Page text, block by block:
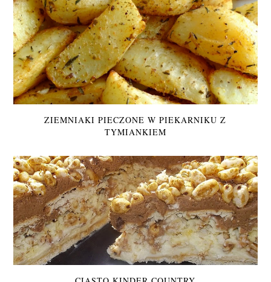
ZIEMNIAKI PIECZONE W PIEKARNIKU Z
TYMIANKIEM